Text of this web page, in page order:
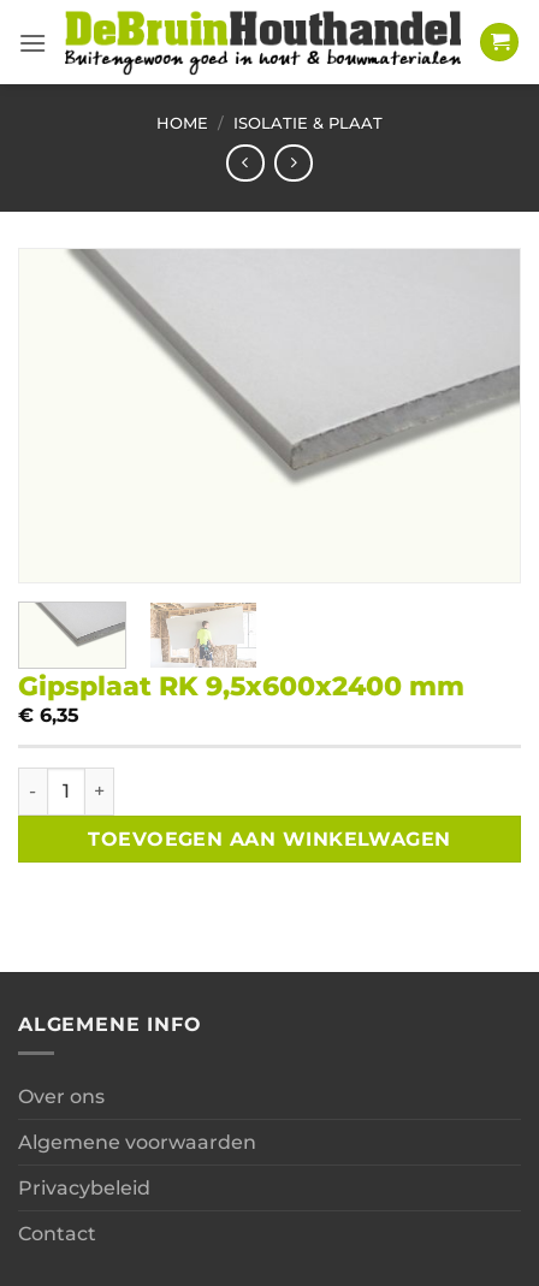
naar
HOME / ISOLATIE & PLAAT
Gipsplaat RK 9,5x600x2400 mm
€ 6,35
Gipsplaat RK 9,5x600x2400 mm aantal
TOEVOEGEN AAN WINKELWAGEN
ALGEMENE INFO
Over ons
Algemene voorwaarden
Privacybeleid
Contact